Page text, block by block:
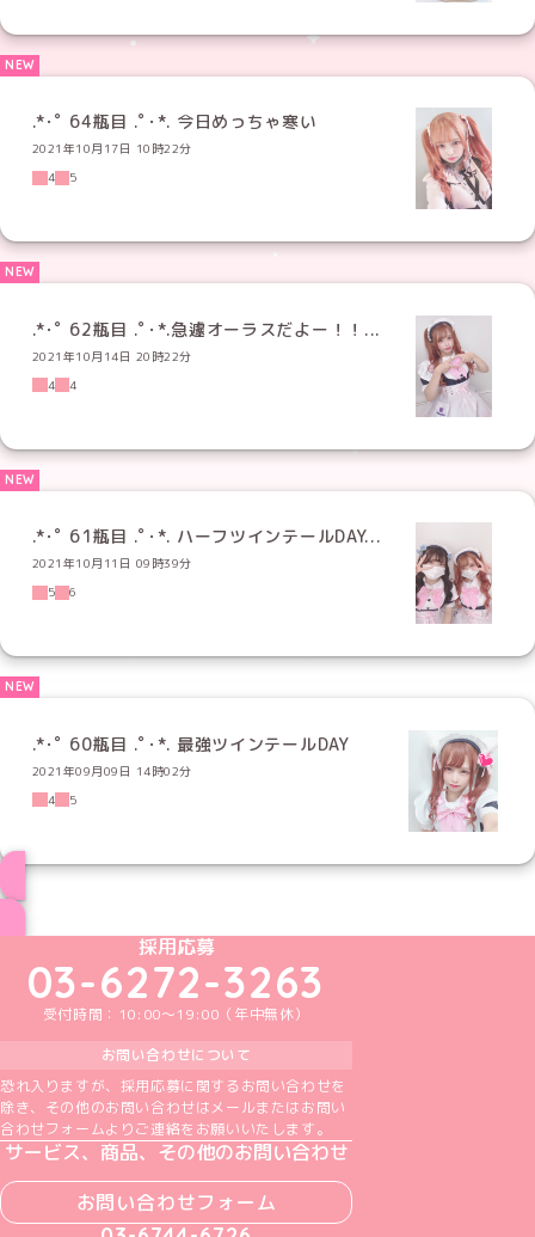
.*･ﾟ 64瓶目 .ﾟ･*. 今日めっちゃ寒い
2021年10月17日 10時22分
4
5
.*･ﾟ 62瓶目 .ﾟ･*.急遽オーラスだよー！！...
2021年10月14日 20時22分
4
4
.*･ﾟ 61瓶目 .ﾟ･*. ハーフツインテールDAY...
2021年10月11日 09時39分
5
6
.*･ﾟ 60瓶目 .ﾟ･*. 最強ツインテールDAY
2021年09月09日 14時02分
4
5
めいどりーみんTikTok公式アカウント
めいどりーみんX公式アカウント
めいどりーみんInstagram公式アカウント
めいどりーみんFacebook公式アカウン
めいどりーみんYouTube公式アカ
採用応募
03-6272-3263
受付時間：10:00～19:00（年中無休）
お問い合わせについて
恐れ入りますが、採用応募に関するお問い合わせを
除き、その他のお問い合わせはメールまたはお問い
合わせフォームよりご連絡をお願いいたします。
サービス、商品、その他のお問い合わせ
お問い合わせフォーム